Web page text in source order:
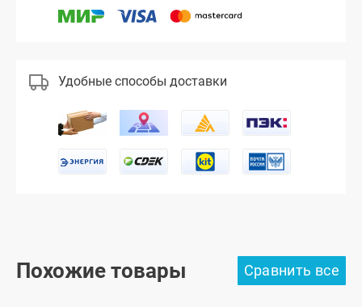
Удобные способы доставки
Похожие товары